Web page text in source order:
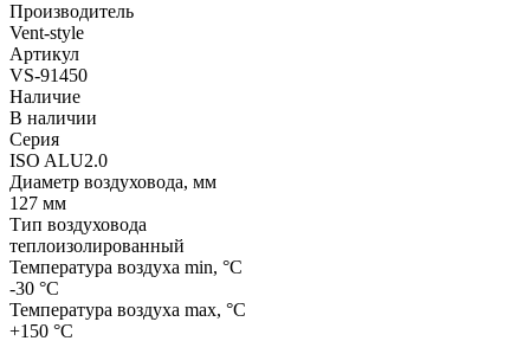
Производитель
Vent-style
Артикул
VS-91450
Наличие
В наличии
Серия
ISO ALU2.0
Диаметр воздуховода, мм
127 мм
Тип воздуховода
теплоизолированный
Температура воздуха min, °С
-30 °С
Температура воздуха max, °С
+150 °С